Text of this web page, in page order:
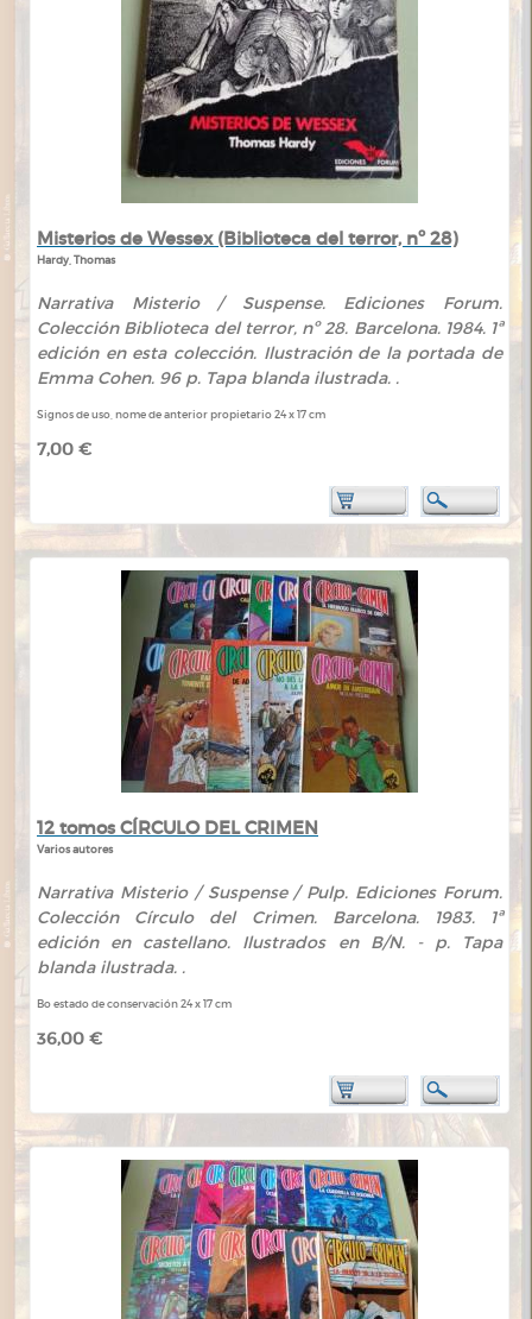
Misterios de Wessex (Biblioteca del terror, nº 28)
Hardy, Thomas
Narrativa Misterio / Suspense. Ediciones Forum.
Colección Biblioteca del terror, nº 28. Barcelona. 1984. 1ª
edición en esta colección. Ilustración de la portada de
Emma Cohen. 96 p. Tapa blanda ilustrada. .
Signos de uso, nome de anterior propietario 24 x 17 cm
7,00 €
12 tomos CÍRCULO DEL CRIMEN
Varios autores
Narrativa Misterio / Suspense / Pulp. Ediciones Forum.
Colección Círculo del Crimen. Barcelona. 1983. 1ª
edición en castellano. Ilustrados en B/N. - p. Tapa
blanda ilustrada. .
Bo estado de conservación 24 x 17 cm
36,00 €